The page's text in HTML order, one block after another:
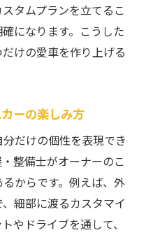
タムプランを立てるこ
になります。こうした
けの愛車を作り上げる
ーの楽しみ方
だけの個性を表現でき
整備士がオーナーのこ
からです。例えば、外
細部に渡るカスタマイ
やドライブを通して、